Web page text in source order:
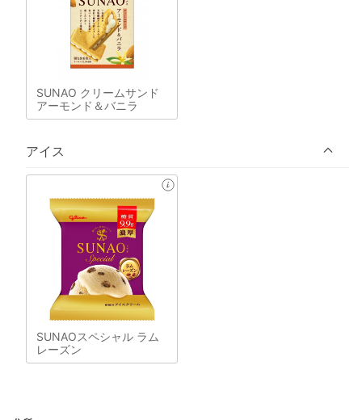
SUNAO クリームサンド
アーモンド＆バニラ
アイス
SUNAOスペシャル ラム
レーズン